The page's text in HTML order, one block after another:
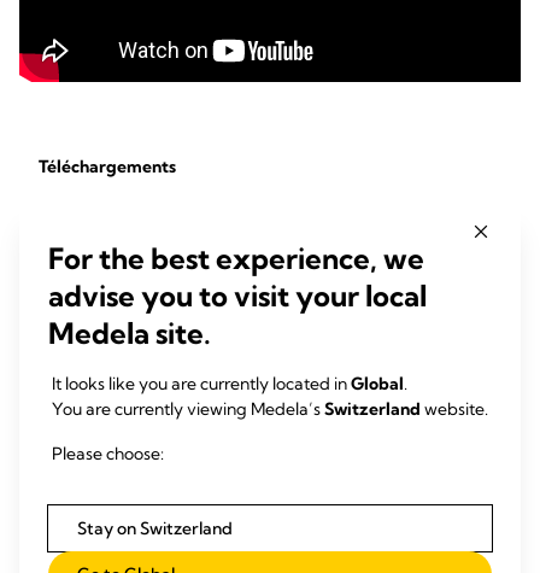
Téléchargements
Manuel sur la science de la succion chez le nourrisson (pdf)
Extraits d'études
Anatomy of the lactating human breast redefined with
ultrasound imaging
of 21 fully lactating women ...
For the best experience, we
advise you to visit your local
Medela site.
It looks like you are currently located inGlobal.
You are currently viewing Medela’sSwitzerland website.
Please choose:
Stay on Switzerland